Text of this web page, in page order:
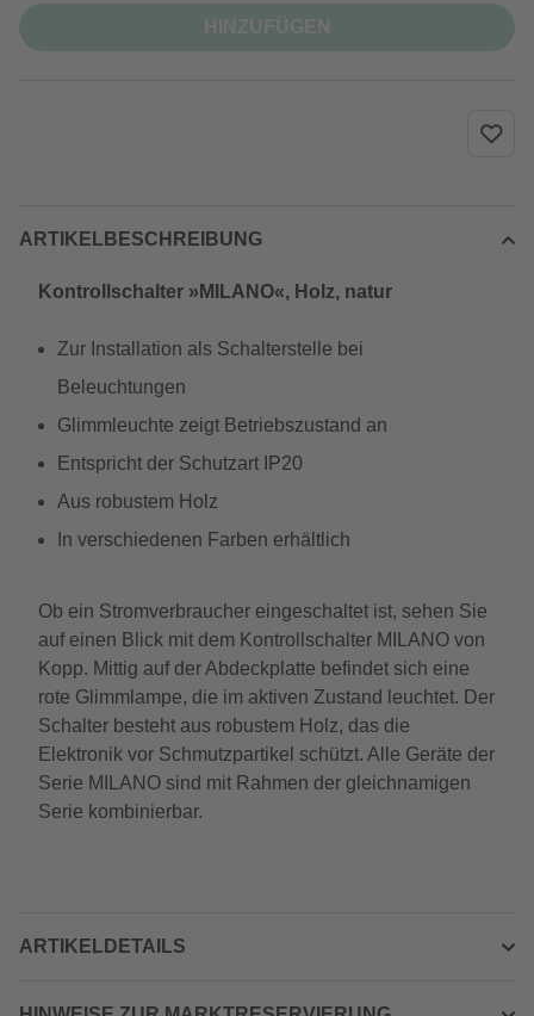
ARTIKELBESCHREIBUNG
Kontrollschalter »MILANO«, Holz, natur
Zur Installation als Schalterstelle bei
Beleuchtungen
Glimmleuchte zeigt Betriebszustand an
Entspricht der Schutzart IP20
Aus robustem Holz
In verschiedenen Farben erhältlich
Ob ein Stromverbraucher eingeschaltet ist, sehen Sie
auf einen Blick mit dem Kontrollschalter MILANO von
Kopp. Mittig auf der Abdeckplatte befindet sich eine
rote Glimmlampe, die im aktiven Zustand leuchtet. Der
Schalter besteht aus robustem Holz, das die
Elektronik vor Schmutzpartikel schützt. Alle Geräte der
Serie MILANO sind mit Rahmen der gleichnamigen
Serie kombinierbar.
ARTIKELDETAILS